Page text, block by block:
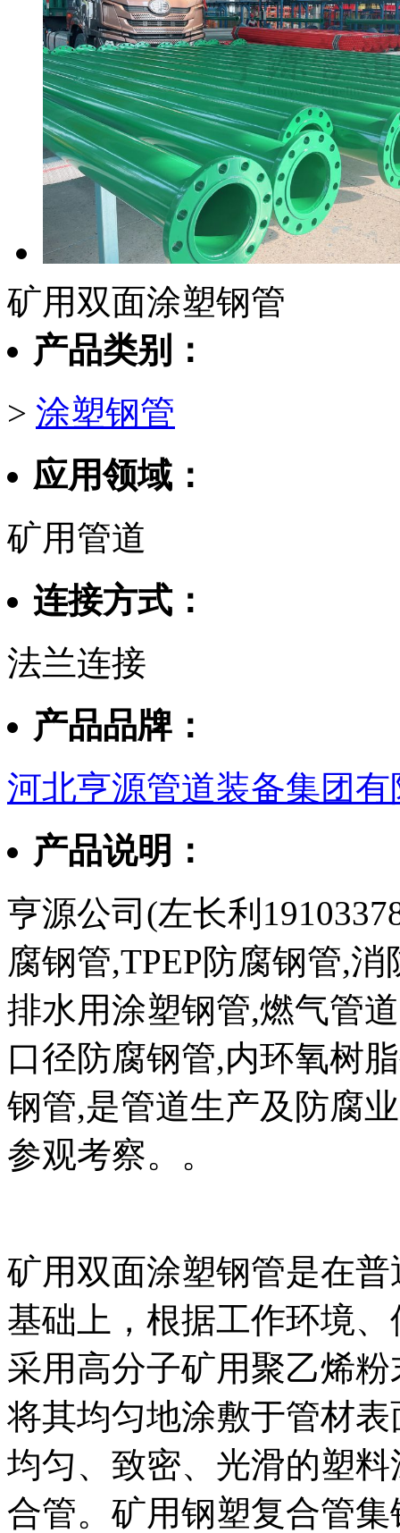
矿用双面涂塑钢管
产品类别：
> 涂塑钢管
应用领域：
矿用管道
连接方式：
法兰连接
产品品牌：
河北亨源管道装备集团有
产品说明：
亨源公司(左长利
腐钢管,TPEP防腐钢管,
排水用涂塑钢管,燃气管
口径防腐钢管,内环氧树
钢管,是管道生产及防腐
参观考察。。
矿用双面涂塑钢管是在
基础上，根据工作环境
采用高分子矿用聚乙烯
将其均匀地涂敷于管材
均匀、致密、光滑的塑
合管。矿用钢塑复合管